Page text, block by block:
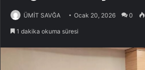
ÜMİT SAVĞA Ocak 20, 2026 0
1 dakika okuma süresi